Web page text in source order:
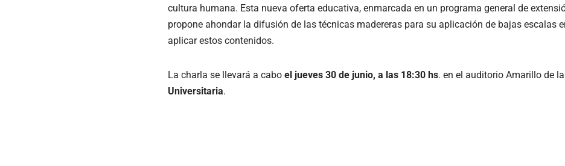
cultura humana. Esta nueva oferta educativa, enmarcada en un programa general de
propone ahondar la difusión de las técnicas madereras para su aplicación de bajas escalas
aplicar estos contenidos.
La charla se llevará a cabo el jueves 30 de junio, a las 18:30 hs. en el auditorio Amarillo de la
Universitaria.